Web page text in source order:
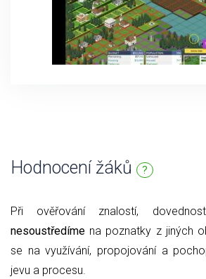
Hodnocení žáků ?
Při ověřování znalostí,
nesoustředíme na poznatky z jiných
se na využívání, propojování a
jevu a procesu.